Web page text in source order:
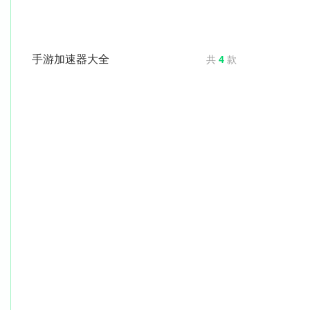
手游加速器大全 共 4 款